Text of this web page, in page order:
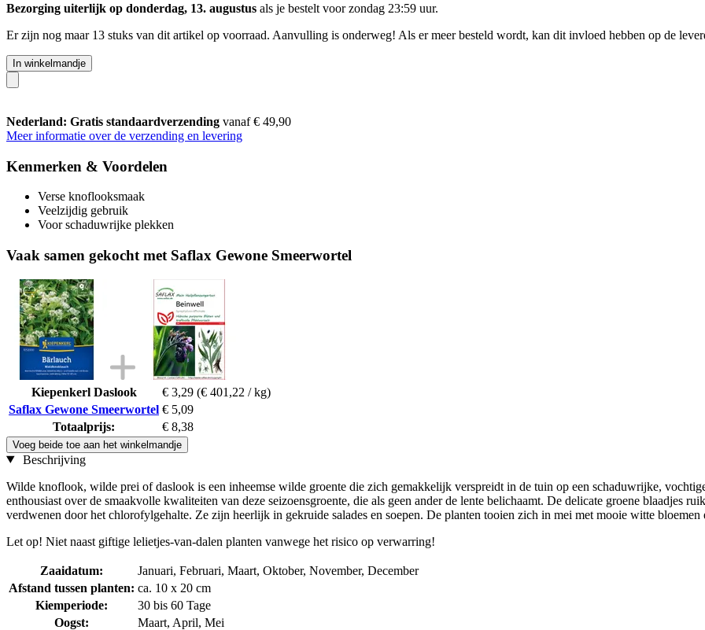
Bezorging uiterlijk op donderdag, 13. augustus als je bestelt voorzondag 23:59 uur.
Er zijn nog maar 13 stuks van dit artikel op voorraad. Aanvulling is onderweg! Als er meer besteld wordt, kan dit invloed hebben op de
In winkelmandje
Nederland: Gratis standaardverzending vanaf € 49,90
Meer informatie over de verzending en levering
Kenmerken & Voordelen
Verse knoflooksmaak
Veelzijdig gebruik
Voor schaduwrijke plekken
Vaak samen gekocht met Saflax Gewone Smeerwortel
Kiepenkerl Daslook € 3,29 (€ 401,22 / kg)
Saflax Gewone Smeerwortel € 5,09
Totaalprijs:
€ 8,38
Voeg beide toe aan het winkelmandje
Beschrijving
Wilde knoflook, wilde prei of daslook is een inheemse wilde groente die zich gemakkelijk verspreidt in de tuin op een schaduwrijke,
enthousiast over de smaakvolle kwaliteiten van deze seizoensgroente, die als geen ander de lente belichaamt. De delicate groene blaadjes
verdwenen door het chlorofylgehalte. Ze zijn heerlijk in gekruide salades en soepen. De planten tooien zich in mei met mooie witte
Let op! Niet naast giftige lelietjes-van-dalen planten vanwege het risico op verwarring!
Zaaidatum:
Januari, Februari, Maart, Oktober, November, December
Afstand tussen planten: ca. 10 x 20 cm
Kiemperiode:
30 bis 60 Tage
Oogst:
Maart, April, Mei